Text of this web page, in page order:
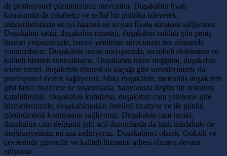
de profesyonel çözümlerimiz mevcuttur. Duşakabin fiyatı
konusunda da rekabetçi ve şeffaf bir politika izleyerek,
müşterilerimizin en iyi hizmeti en uygun fiyata almasını sağlıyoruz.
Duşakabin satışı, duşakabin montajı, duşakabin tadilatı gibi geniş
hizmet yelpazemizle, banyo yenileme sürecinizin her adımında
yanınızdayız. Duşakabin ustası arayışınızda, tecrübeli ekibimizle en
kaliteli hizmeti sunmaktayız. Duşakabin tekne değişimi, duşakabin
tekne tamiri, duşakabin teknesi su kaçağı gibi sorunlarınızda da
profesyonel destek sağlıyoruz. Mika duşakabin, metrobüs duşakabin
gibi farklı malzeme ve tasarımlarla, banyonuza özgün bir dokunuş
katabilirsiniz. Duşakabin kumlama, duşakabin cam yenileme gibi
hizmetlerimizle, duşakabininizin ömrünü uzatıyor ve ilk günkü
görünümünü korumasını sağlıyoruz. Duşakabin cam tamiri,
duşakabin cam değişimi gibi acil durumlarda da hızlı müdahale ile
mağduriyetinizi en aza indiriyoruz. Duşakabinci olarak, Gölcük ve
çevresinde güvenilir ve kaliteli hizmetin adresi olmaya devam
ediyoruz.